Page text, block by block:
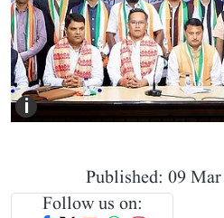
i
Published: 09
Follow us on: